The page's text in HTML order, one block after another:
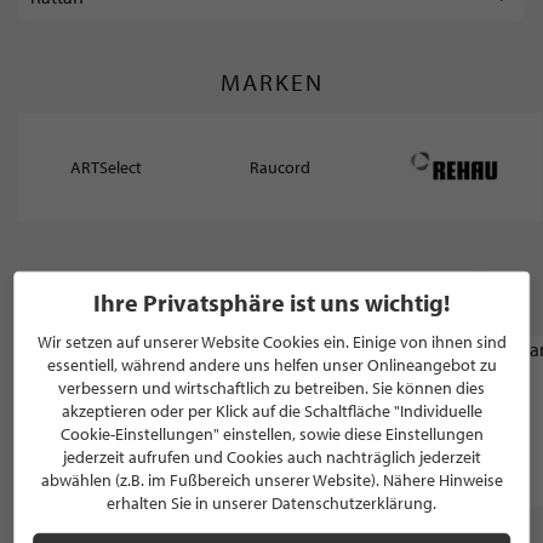
MARKEN
ARTSelect Raucord
WEITERE STILPUNKTE GANZ IN DER NÄHE
VON "ARTSELECT"
OPTIKER
Optik Kittel
Düsseldorf, 5.0 / 5.0
Ihre Privatsphäre ist uns wichtig!
Wir setzen auf unserer Website Cookies ein. Einige von ihnen sind
essentiell, während andere uns helfen unser Onlineangebot zu
verbessern und wirtschaftlich zu betreiben. Sie können dies
akzeptieren oder per Klick auf die Schaltfläche "Individuelle
Cookie-Einstellungen" einstellen, sowie diese Einstellungen
jederzeit aufrufen und Cookies auch nachträglich jederzeit
abwählen (z.B. im Fußbereich unserer Website). Nähere Hinweise
erhalten Sie in unserer Datenschutzerklärung.